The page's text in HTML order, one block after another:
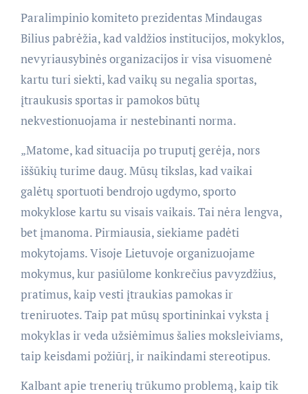
Paralimpinio komiteto prezidentas Mindaugas
Bilius pabrėžia, kad valdžios institucijos, mokyklos,
nevyriausybinės organizacijos ir visa visuomenė
kartu turi siekti, kad vaikų su negalia sportas,
įtraukusis sportas ir pamokos būtų
nekvestionuojama ir nestebinanti norma.
„Matome, kad situacija po truputį gerėja, nors
iššūkių turime daug. Mūsų tikslas, kad vaikai
galėtų sportuoti bendrojo ugdymo, sporto
mokyklose kartu su visais vaikais. Tai nėra lengva,
bet įmanoma. Pirmiausia, siekiame padėti
mokytojams. Visoje Lietuvoje organizuojame
mokymus, kur pasiūlome konkrečius pavyzdžius,
pratimus, kaip vesti įtraukias pamokas ir
treniruotes. Taip pat mūsų sportininkai vyksta į
mokyklas ir veda užsiėmimus šalies moksleiviams,
taip keisdami požiūrį, ir naikindami stereotipus.
Kalbant apie trenerių trūkumo problemą, kaip tik